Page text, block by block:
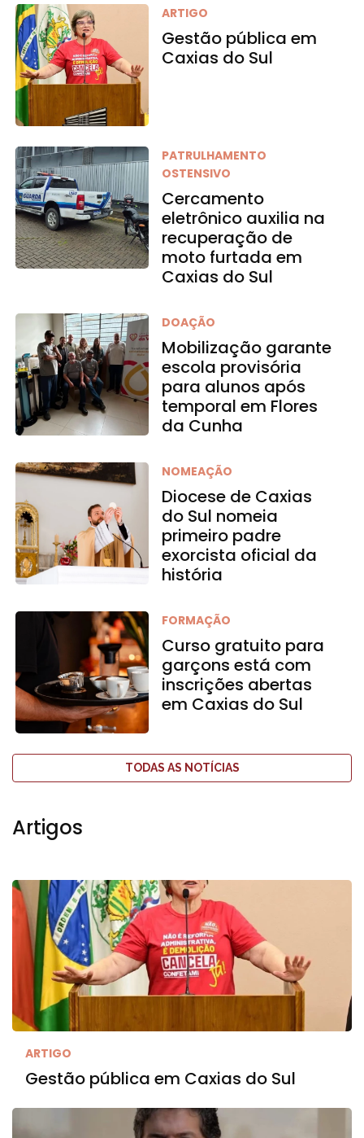
ARTIGO
Gestão pública em
Caxias do Sul
PATRULHAMENTO
OSTENSIVO
Cercamento
eletrônico auxilia na
recuperação de
moto furtada em
Caxias do Sul
DOAÇÃO
Mobilização garante
escola provisória
para alunos após
temporal em Flores
da Cunha
NOMEAÇÃO
Diocese de Caxias
do Sul nomeia
primeiro padre
exorcista oficial da
história
FORMAÇÃO
Curso gratuito para
garçons está com
inscrições abertas
em Caxias do Sul
TODAS AS NOTÍCIAS
Artigos
ARTIGO
Gestão pública em Caxias do Sul